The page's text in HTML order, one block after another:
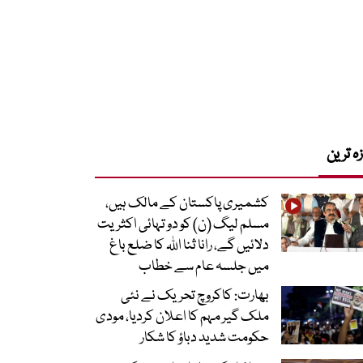
ترین
کشمیری پاکستان کے مالک ہیں،
مسلم لیگ (ن) کو دو تہائی اکثریت
دلائیں گے، رانا ثنا اللہ کا ضلع باغ
میں جلسہ عام سے خطاب
بھارت: کاکروچ تحریک نے نئی
ملک گیر مہم کا اعلان کردیا، مودی
حکومت شدید دباؤ کا شکار